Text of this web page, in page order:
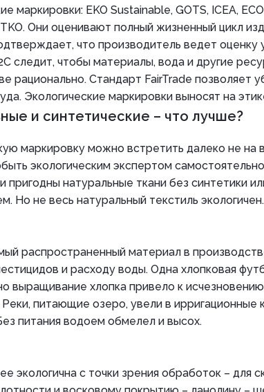
маркировки: EKO Sustainable, GOTS, ICEA,
Они оценивают полный жизненный цикл
что производитель ведет оценку
следит, чтобы материалы, вода и другие
рационально. Стандарт FairTrade позволяет
Экологические маркировки выносят на
и синтетические – что лучше?
маркировку можно встретить далеко не на
экологическим экспертом
пригодны натуральные ткани без синтетики
Но не весь натуральный текстиль экологичен.
распространенный материал в
и расходу воды. Одна хлопковая
выращивание хлопка привело к
Реки, питающие озеро, увели в ирригационные
питания водоем обмелел и высох.
экологична с точки зрения обработок – для